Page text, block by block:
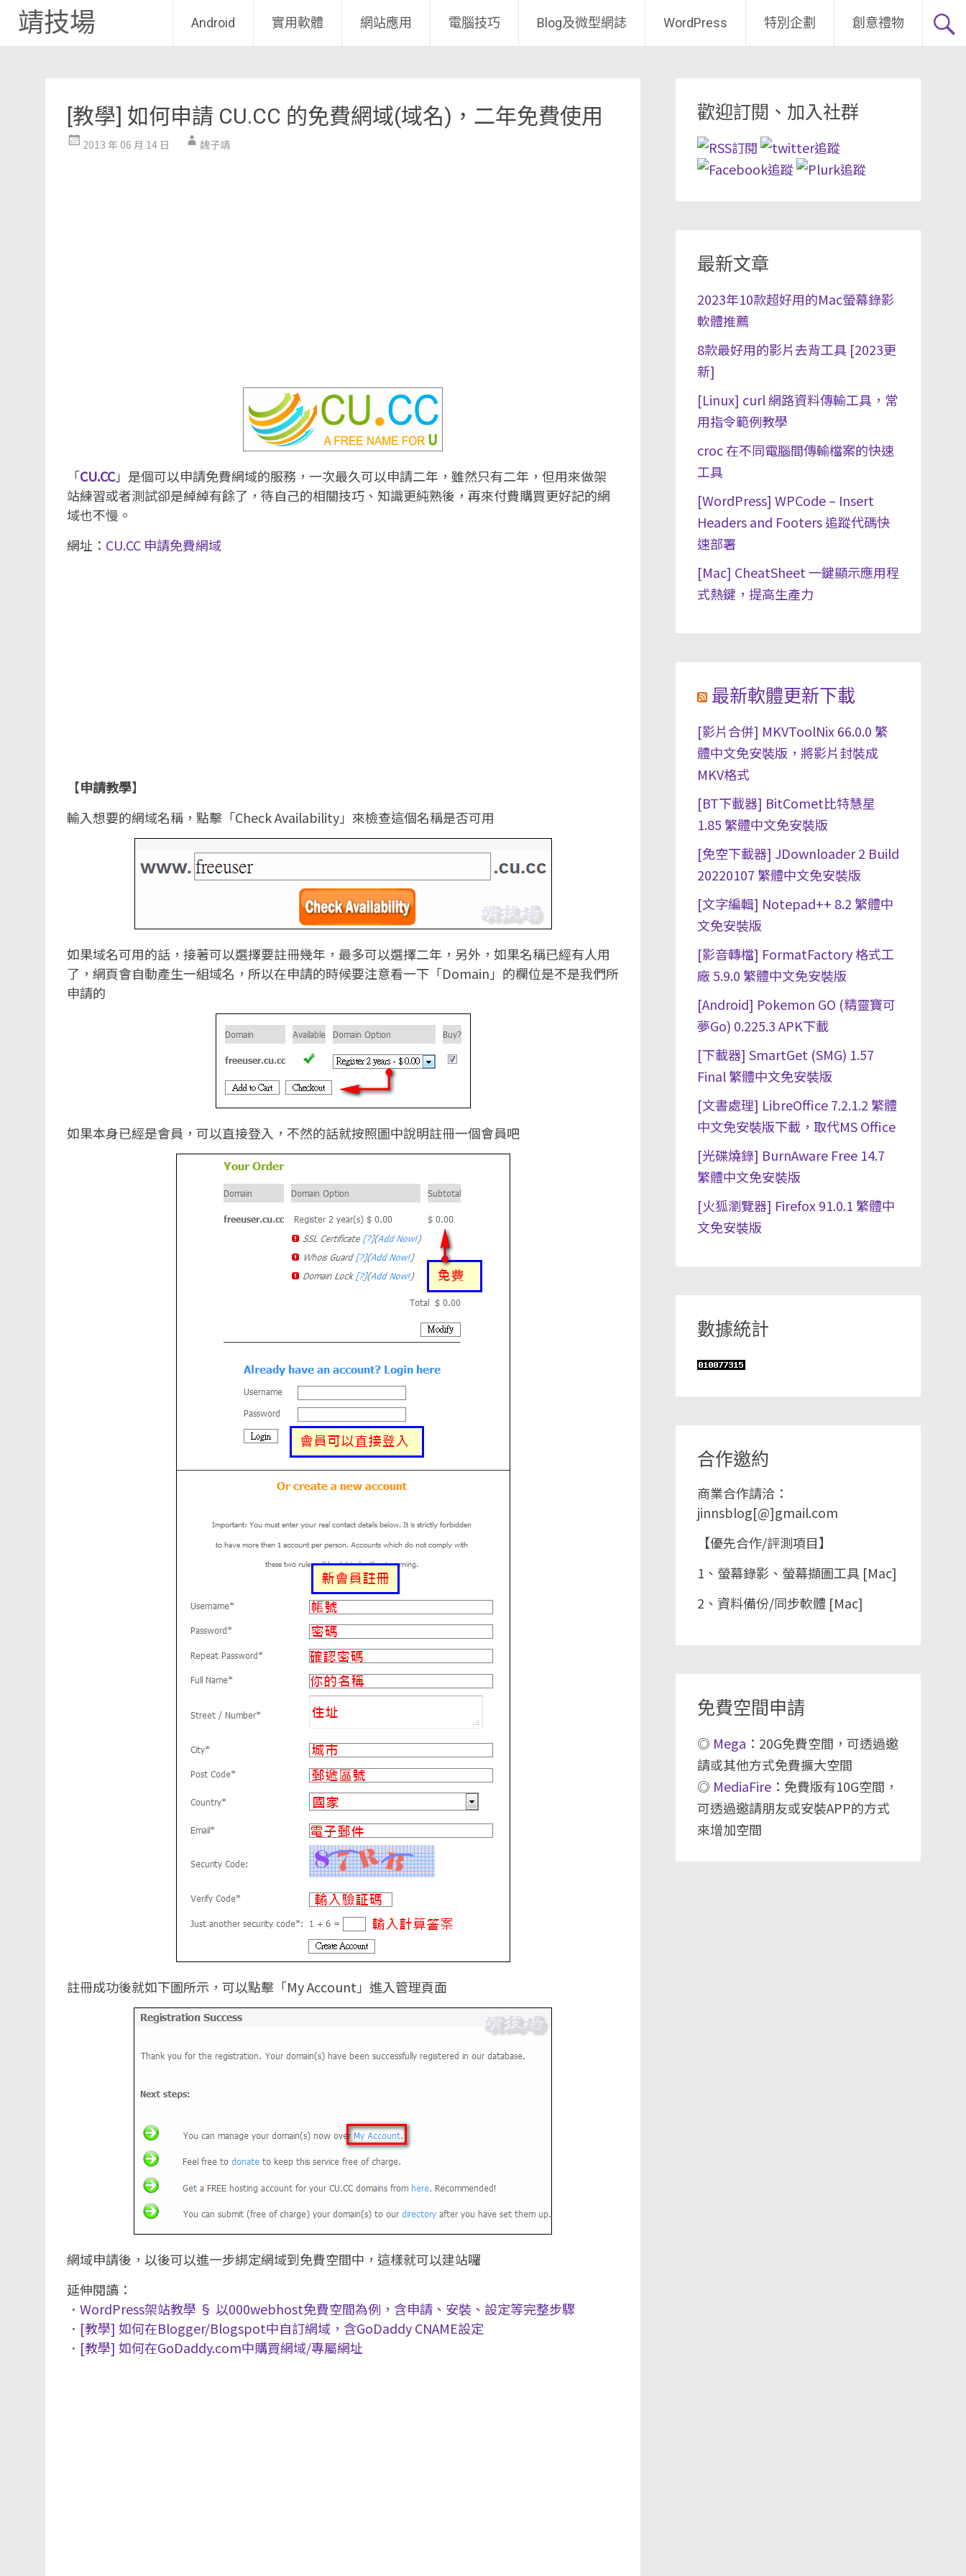
靖技場 Android 實用軟體 網站應用 電腦技巧 Blog及微型網誌 WordPress 特別企劃 創意禮物
[教學] 如何申請 CU.CC 的免費網域(域名)，二年免費使用
2013 年 06 月 14 日 魏子靖
「CU.CC」是個可以申請免費網域的服務，一次最久可以申請二年，雖然只有二年，但用來做架
站練習或者測試卻是綽綽有餘了，待自己的相關技巧、知識更純熟後，再來付費購買更好記的網
域也不慢。
網址： CU.CC 申請免費網域
【申請教學】
輸入想要的網域名稱，點擊「Check Availability」來檢查這個名稱是否可用
如果域名可用的話，接著可以選擇要註冊幾年，最多可以選擇二年，另外，如果名稱已經有人用
了，網頁會自動產生一組域名，所以在申請的時候要注意看一下「Domain」的欄位是不是我們所
申請的
如果本身已經是會員，可以直接登入，不然的話就按照圖中說明註冊一個會員吧
註冊成功後就如下圖所示，可以點擊「My Account」進入管理頁面
網域申請後，以後可以進一步綁定網域到免費空間中，這樣就可以建站囉
延伸閱讀：
． WordPress架站教學 § 以000webhost免費空間為例，含申請、安裝、設定等完整步驟
． [教學] 如何在Blogger/Blogspot中自訂網域，含GoDaddy CNAME設定
． [教學] 如何在GoDaddy.com中購買網域/專屬網址
歡迎訂閱、加入社群
最新文章
2023年10款超好用的Mac螢幕錄影
軟體推薦
8款最好用的影片去背工具 [2023更
新]
[Linux] curl 網路資料傳輸工具，常
用指令範例教學
croc 在不同電腦間傳輸檔案的快速
工具
[WordPress] WPCode – Insert
Headers and Footers 追蹤代碼快
速部署
[Mac] CheatSheet 一鍵顯示應用程
式熱鍵，提高生產力
最新軟體更新下載
[影片合併] MKVToolNix 66.0.0 繁
體中文免安裝版，將影片封裝成
MKV格式
[BT下載器] BitComet比特慧星
1.85 繁體中文免安裝版
[免空下載器] JDownloader 2 Build
20220107 繁體中文免安裝版
[文字編輯] Notepad++ 8.2 繁體中
文免安裝版
[影音轉檔] FormatFactory 格式工
廠 5.9.0 繁體中文免安裝版
[Android] Pokemon GO (精靈寶可
夢Go) 0.225.3 APK下載
[下載器] SmartGet (SMG) 1.57
Final 繁體中文免安裝版
[文書處理] LibreOffice 7.2.1.2 繁體
中文免安裝版下載，取代MS Office
[光碟燒錄] BurnAware Free 14.7
繁體中文免安裝版
[火狐瀏覽器] Firefox 91.0.1 繁體中
文免安裝版
數據統計
合作邀約
商業合作請洽：
jinnsblog[@]gmail.com
【優先合作/評測項目】
1、螢幕錄影、螢幕擷圖工具 [Mac]
2、資料備份/同步軟體 [Mac]
免費空間申請
◎ Mega ：20G免費空間，可透過邀
請或其他方式免費擴大空間
◎ MediaFire：免費版有10G空間，
可透過邀請朋友或安裝APP的方式
來增加空間